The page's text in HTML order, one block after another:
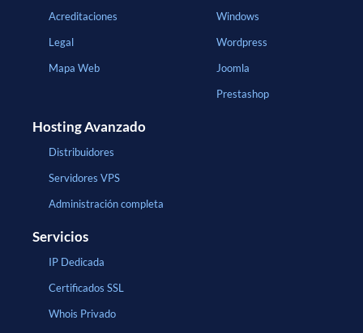
Acreditaciones
Legal
Mapa Web
Windows
Wordpress
Joomla
Prestashop
Hosting Avanzado
Distribuidores
Servidores VPS
Administración completa
Servicios
IP Dedicada
Certificados SSL
Whois Privado